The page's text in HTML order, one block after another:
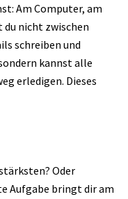
Am Computer, am
du nicht zwischen
schreiben und
kannst alle
erledigen. Dieses
Oder
Aufgabe bringt dir am